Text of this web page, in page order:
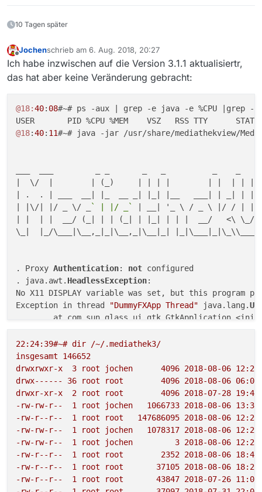
10 Tagen später
Offline
Jochenschrieb am 6. Aug. 2018, 20:27
zuletzt editiert von
Ich habe inzwischen auf die Version 3.1.1 aktualisiertr,
das hat aber keine Veränderung gebracht:
@18:40: 08#~# ps -aux | grep -e java -e %CPU |grep -v
@18:40: 11#~# java -jar /usr/share/mediathekview/
|  \/  |        | (_)     | | | |        | |  | | |
| .  . | ___  __| |_  __ _| |_| |__   ___| | _| | |
| |\/| |/ _ \/ _
` | |/ _`
| __| '_ \ / _ \ |/ / | |
| |  | |  __/ (_| | | (_| | |_| | | |  __/   <\ \_/ /
\_|  |_/\___|\__,_|_|\__,_|\__|_|
. Proxy Authentication: not configured
. java.awt. HeadlessException:
No X11 DISPLAY variable was set, but this program
Exception in thread
"DummyFXApp Thread" java.lang.
at
at
at
at
at
at
at
        at java.lang.Thread.run(Thread.
java 748 )
. Programmstart: 06.08.2018 18:41:55
. maxMemory : 1603 MB
. Version : MediathekView
. Java
. Vendor : Oracle Corporation
. VMname : OpenJDK 64-Bit Server VM
22:24:39#~# dir
/~/.mediathek3/
insgesamt
146652
drwxrwxr-x
3 root jochen 4096 2018-08-06 12:25
drwx------
36 root root 4096 2018-08-06 06:06
drwxr-xr-x
2 root root 4096 2018-07-28 19:46
-rw-rw-r--
1 root jochen 1066733 2018-08-06 13:38
-rw-r--r--
1 root root 147686095 2018-08-06 12:25
-rw-rw-r--
1 root jochen 1078317 2018-08-06 12:29
-rw-rw-r--
1 root jochen 3 2018-08-06 12:25
-rw-r--r--
1 root root 2352 2018-08-06 18:41
-rw-r--r--
1 root root 37105 2018-08-06 18:24
-rw-r--r--
1 root root 43847 2018-07-26 11 :03